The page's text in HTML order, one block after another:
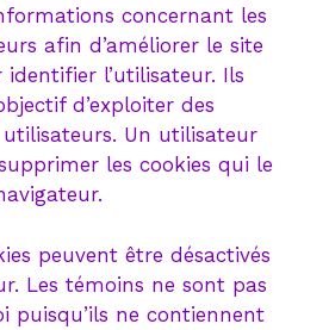
concernant les
afin d’améliorer le site
l’utilisateur. Ils
d’exploiter des
Un utilisateur
les cookies qui le
peuvent être désactivés
Les témoins ne sont pas
puisqu’ils ne contiennent